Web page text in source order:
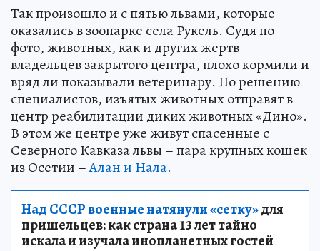
Так произошло и с пятью львами, которые
оказались в зоопарке села Рукель. Судя по
фото, животных, как и других жертв
владельцев закрытого центра, плохо кормили и
вряд ли показывали ветеринару. По решению
специалистов, изъятых животных отправят в
центр реабилитации диких животных «Дино».
В этом же центре уже живут спасенные с
Северного Кавказа львы – пара крупных кошек
из Осетии –Алан и Нала.
Над СССР военные натянули «сетку»для
пришельцев: как страна 13 лет тайно
искала и изучала инопланетных гостей